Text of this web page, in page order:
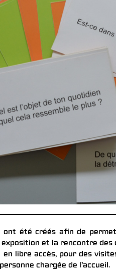
été créés afin de
et la rencontre des
en libre accès, pour des
chargée de l’accueil.